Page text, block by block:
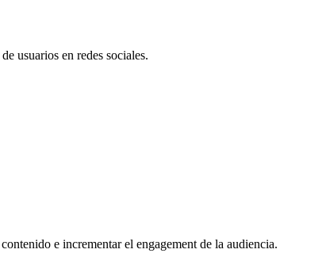
usuarios en redes sociales.
e incrementar el engagement de la audiencia.